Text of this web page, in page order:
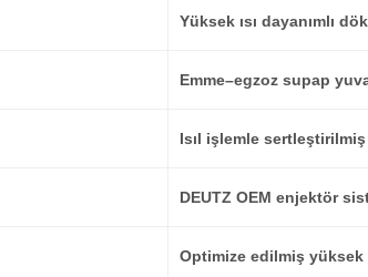
Yüksek ısı dayanımlı
Emme–egzoz supap
Isıl işlemle sertleştirilmiş
DEUTZ OEM enjektör
Optimize edilmiş